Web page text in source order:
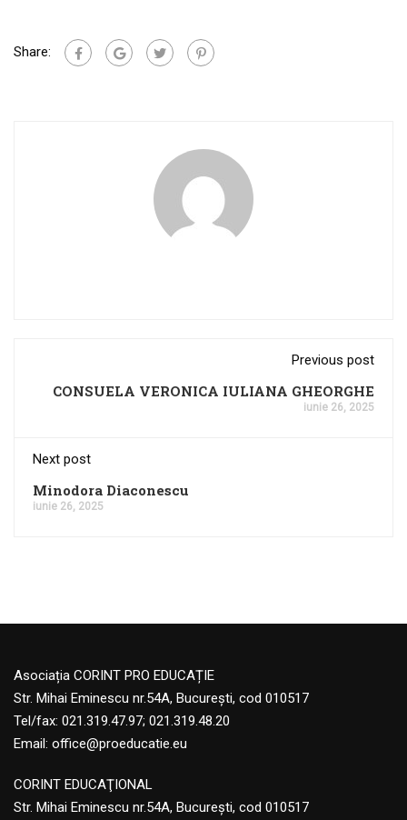
Share:
Previous post
CONSUELA VERONICA IULIANA GHEORGHE
iunie 26, 2025
Next post
Minodora Diaconescu
iunie 26, 2025
Asociația CORINT PRO EDUCAȚIE
Str. Mihai Eminescu nr.54A, București, cod 010517
Tel/fax: 021.319.47.97; 021.319.48.20
Email: office@proeducatie.eu
CORINT EDUCAŢIONAL
Str. Mihai Eminescu nr.54A, Bucureşti, cod 010517